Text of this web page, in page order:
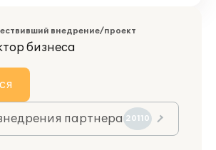
внедрение/проект
бизнеса
партнера 20110